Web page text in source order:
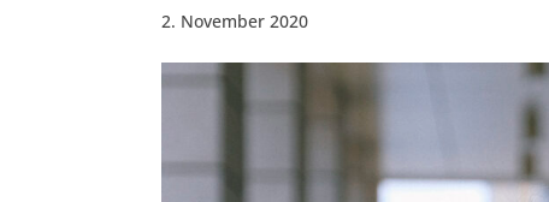
2. November 2020